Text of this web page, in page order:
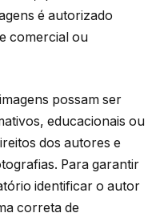
é autorizado
comercial ou
possam ser
educacionais ou
dos autores e
Para garantir
identificar o autor
correta de